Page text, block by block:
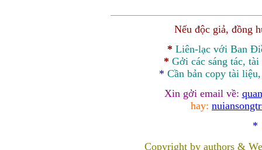
Nếu độc giả, đồng
* Liên-lạc với Ban
* Gởi các sáng tác,
* Cần bản copy tài
Xin gởi email về:
hay:
*
Copyright by authors &